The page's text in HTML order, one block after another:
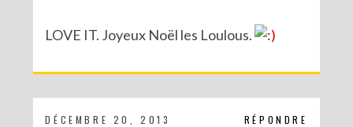
LOVE IT. Joyeux Noël les Loulous.
RÉPONDRE
DÉCEMBRE 20, 2013